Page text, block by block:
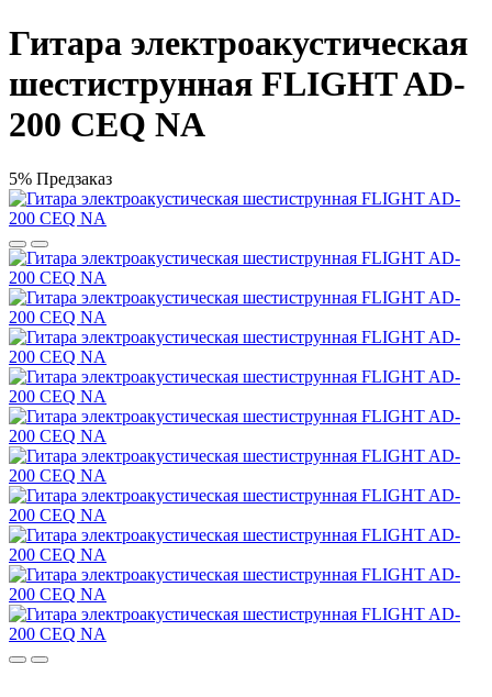
Гитара электроакустическая
шестиструнная FLIGHT AD-
200 CEQ NA
5% Предзаказ